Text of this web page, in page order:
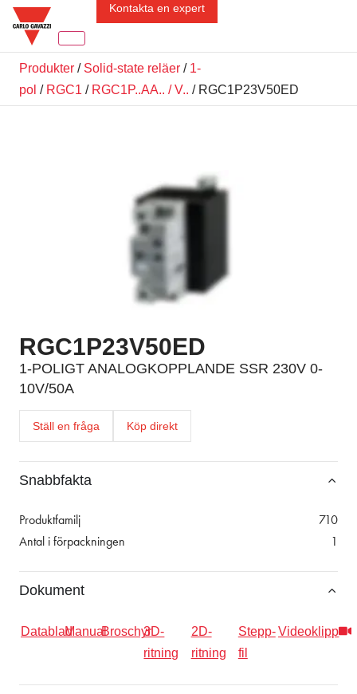
Kontakta en expert
Produkter / Solid-state reläer / 1-
pol / RGC1 / RGC1P..AA.. / V.. / RGC1P23V50ED
RGC1P23V50ED
1-POLIGT ANALOGKOPPLANDE SSR 230V 0-
10V/50A
Ställ en fråga Köp direkt
Snabbfakta
Produktfamilj
710
Antal i förpackningen
1
Dokument
DatabladManualBroschyr3D-
ritning
2D-
ritning
Stepp-
fil
Videoklipp